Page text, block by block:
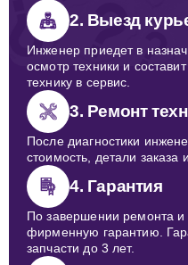
2. Выезд
Инженер приедет в
осмотр техники и
технику в сервис.
3. Ремонт
После диагностики
стоимость, детали заказа
4. Гарантия
По завершении ремонта
фирменную гарантию.
запчасти до 3 лет.